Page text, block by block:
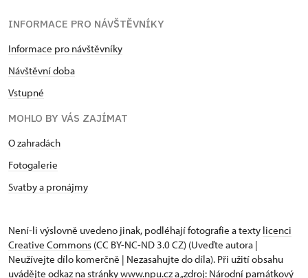
INFORMACE PRO NÁVŠTĚVNÍKY
Informace pro návštěvníky
Návštěvní doba
Vstupné
MOHLO BY VÁS ZAJÍMAT
O zahradách
Fotogalerie
Svatby a pronájmy
Není-li výslovně uvedeno jinak, podléhají fotografie a texty licenci
Creative Commons (CC BY-NC-ND 3.0 CZ) (Uveďte autora |
Neužívejte dílo komerčně | Nezasahujte do díla). Při užití obsahu
uvádějte odkaz na stránky www.npu.cz a „zdroj: Národní památkový